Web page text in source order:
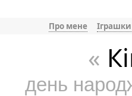
Про мене Іграшки
«
день